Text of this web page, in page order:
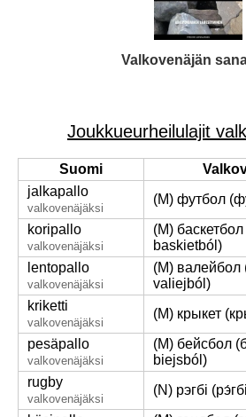
Valkovenäjän
Joukkueurheilulajit
Suomi
jalkapallo
valkovenäjäksi
(M) футбол
koripallo
valkovenäjäksi
(M)
baskietból)
lentopallo
valkovenäjäksi
(M) валейбол
valiejból)
kriketti
valkovenäjäksi
(M) крыкет
pesäpallo
valkovenäjäksi
(M) бейсбол
biejsból)
rugby
valkovenäjäksi
(N) рэгбі